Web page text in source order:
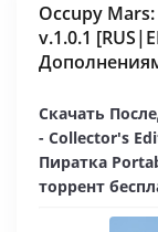
Occupy
v.1.0.1
Скачать
- Collector's
Пиратка
торрент